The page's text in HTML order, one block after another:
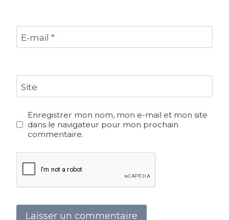
E-mail *
Site
Enregistrer mon nom, mon e-mail et mon site
dans le navigateur pour mon prochain
commentaire.